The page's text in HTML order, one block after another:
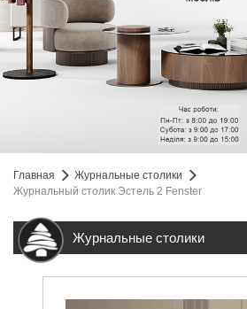
Главная
Журнальные столики
Журнальный столик Эстель 2 Fenster
Журнальные столики